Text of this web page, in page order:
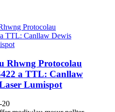
Rhwng Protocolau
a TTL: Canllaw
Lumispot
20